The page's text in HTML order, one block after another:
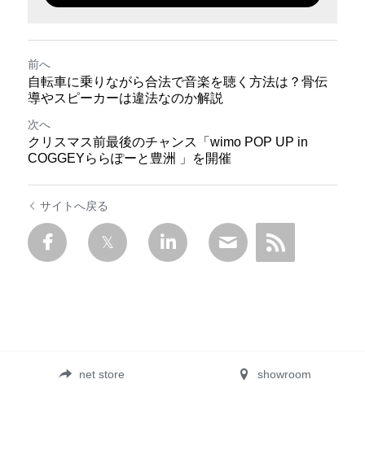
前へ
自転車に乗りながら合法で音楽を聴く方法は？骨伝
導やスピーカーは違法なのか解説
次へ
クリスマス前最後のチャンス「wimo POP UP in
COGGEYららぽーと豊洲 」を開催
サイトへ戻る
net store showroom